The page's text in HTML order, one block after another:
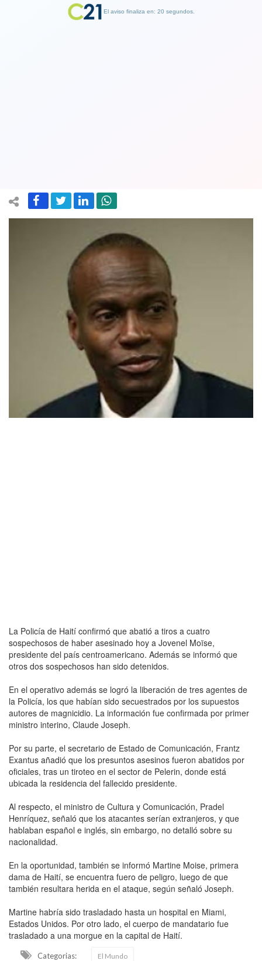
La Policía de Haití confirmó que abatió a tiros a cuatro
sospechosos de haber asesinado hoy a Jovenel Moïse,
presidente del país centroamericano. Además se informó que
otros dos sospechosos han sido detenidos.
En el operativo además se logró la liberación de tres agentes de
la Policía, los que habían sido secuestrados por los supuestos
autores de magnicidio. La información fue confirmada por primer
ministro interino, Claude Joseph.
Por su parte, el secretario de Estado de Comunicación, Frantz
Exantus añadió que los presuntos asesinos fueron abatidos por
oficiales, tras un tiroteo en el sector de Pelerin, donde está
ubicada la residencia del fallecido presidente.
Al respecto, el ministro de Cultura y Comunicación, Pradel
Henríquez, señaló que los atacantes serían extranjeros, y que
hablaban español e inglés, sin embargo, no detalló sobre su
nacionalidad.
En la oportunidad, también se informó Martine Moise, primera
dama de Haití, se encuentra fuero de peligro, luego de que
también resultara herida en el ataque, según señaló Joseph.
Martine habría sido trasladado hasta un hospital en Miami,
Estados Unidos. Por otro lado, el cuerpo de mandatario fue
trasladado a una morgue en la capital de Haití.
Categorias: El Mundo
El aviso finaliza en: 19 segundos.